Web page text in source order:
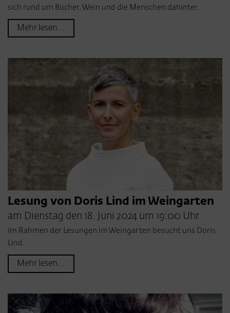
sich rund um Bücher, Wein und die Menschen dahinter.
Mehr lesen...
Lesung von Doris Lind im Weingarten
am Dienstag den 18. Juni 2024 um 19:00 Uhr
Im Rahmen der Lesungen im Weingarten besucht uns Doris
Lind.
Mehr lesen...